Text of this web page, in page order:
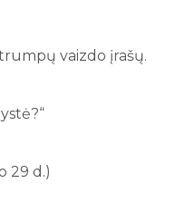
vaizdo įrašų.
29 d.)